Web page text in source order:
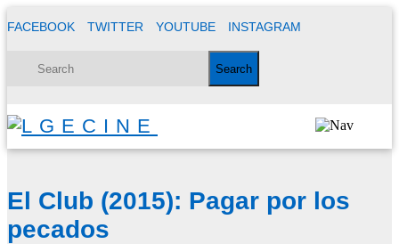
FACEBOOK TWITTER YOUTUBE INSTAGRAM
El Club (2015): Pagar por los
pecados